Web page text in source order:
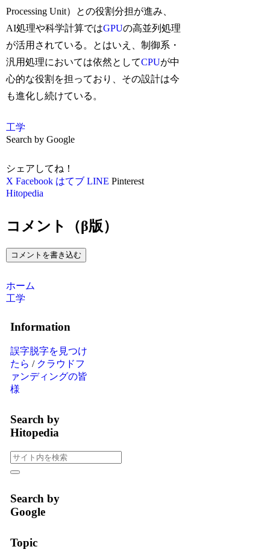
Processing Unit）との役割分担が進み、
AI処理や科学計算ではGPUの高並列処理
が活用されている。とはいえ、制御系・
汎用処理においては依然としてCPUが中
心的な役割を担っており、その設計は今
も進化し続けている。
工学
Search by Google
シェアしてね！
X Facebook はてブ LINE Pinterest
Hitopedia
コメント（β版）
コメントを書き込む
ホーム
工学
Information
誤字脱字を見つけ
たら / クラウドフ
ァンディングの皆
様
Search by
Hitopedia
Search by
Google
Topic